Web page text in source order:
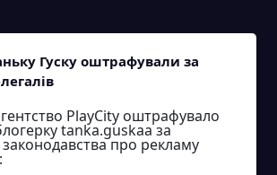
Гуску оштрафували за
PlayCity оштрафувало
tanka.guskaa за
про рекламу